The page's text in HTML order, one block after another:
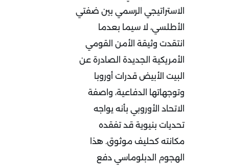
الاستراتيجي الرسمي بين ضفتي
الأطلسي، لا سيما بعدما
انتقدت وثيقة الأمن القومي
الأمريكية الجديدة الصادرة عن
البيت الأبيض قدرات أوروبا
وتوجهاتها الدفاعية، واصفة
الاتحاد الأوروبي بأنه يواجه
تحديات بنيوية قد تفقده
مكانته كحليف موثوق. هذا
الهجوم الدبلوماسي دفع